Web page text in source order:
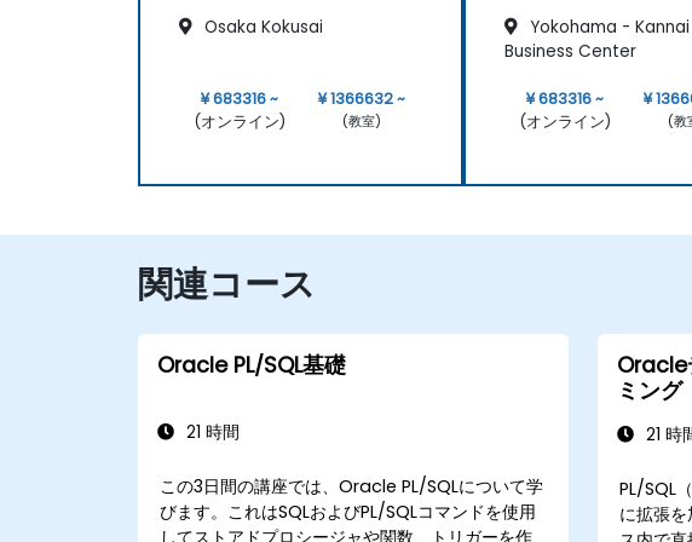
Osaka Kokusai
¥ 683316 ~
(オンライン)
¥ 1366632 ~
(教室)
Yokohama - Kannai
Business Center
¥ 683316 ~
(オンライン)
¥
(教
関連コース
Oracle PL/SQL基礎
21 時間
この3日間の講座では、Oracle PL/SQLについて学
びます。これはSQLおよびPL/SQLコマンドを使用
してストアドプロシージャや関数、トリガーを作
Oracle
ミング
21 時
PL/SQL
に拡張